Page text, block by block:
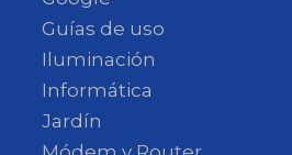
Guías de uso
Iluminación
Informática
Jardín